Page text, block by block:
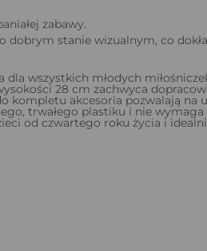
zabawy.
stanie wizualnym, co
wszystkich młodych
28 cm zachwyca
kompletu akcesoria pozwalają na
trwałego plastiku i nie
od czwartego roku życia i